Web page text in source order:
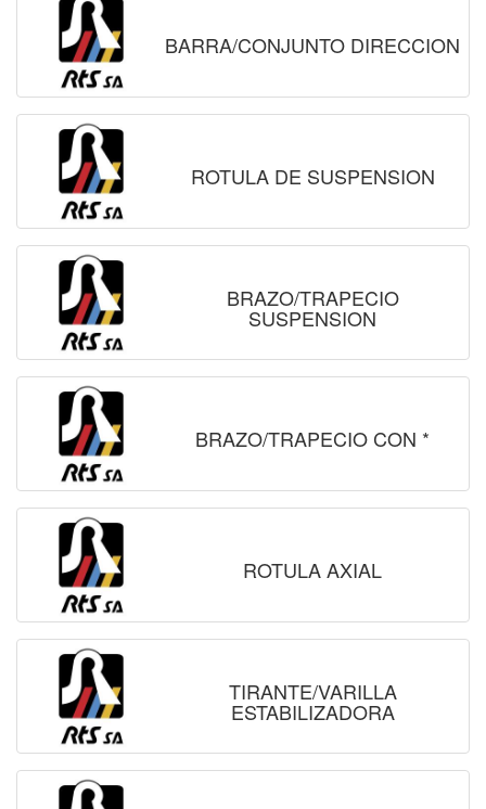
BARRA/CONJUNTO DIRECCION
ROTULA DE SUSPENSION
BRAZO/TRAPECIO
SUSPENSION
BRAZO/TRAPECIO CON *
ROTULA AXIAL
TIRANTE/VARILLA
ESTABILIZADORA